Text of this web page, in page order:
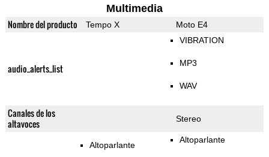
Multimedia
Nombre del producto Tempo X Moto E4
audio_alerts_list
VIBRATION
MP3
WAV
Canales de los
altavoces
Stereo
Altoparlante
Altoparlante